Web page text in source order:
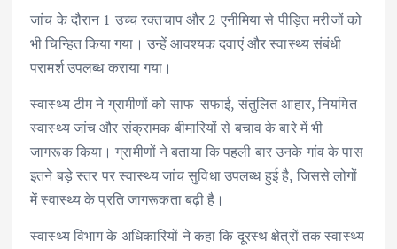
जांच के दौरान 1 उच्च रक्तचाप और 2 एनीमिया से पीड़ित मरीजों को
भी चिन्हित किया गया। उन्हें आवश्यक दवाएं और स्वास्थ्य संबंधी
परामर्श उपलब्ध कराया गया।
स्वास्थ्य टीम ने ग्रामीणों को साफ-सफाई, संतुलित आहार, नियमित
स्वास्थ्य जांच और संक्रामक बीमारियों से बचाव के बारे में भी
जागरूक किया। ग्रामीणों ने बताया कि पहली बार उनके गांव के पास
इतने बड़े स्तर पर स्वास्थ्य जांच सुविधा उपलब्ध हुई है, जिससे लोगों
में स्वास्थ्य के प्रति जागरूकता बढ़ी है।
स्वास्थ्य विभाग के अधिकारियों ने कहा कि दूरस्थ क्षेत्रों तक स्वास्थ्य